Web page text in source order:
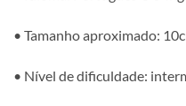
• Tamanho aproximado:
• Nível de dificuldade: